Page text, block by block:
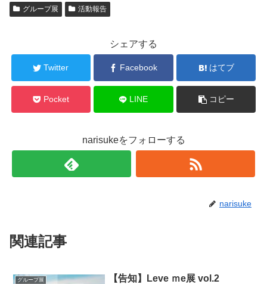
グループ展 活動報告
シェアする
Twitter Facebook はてブ
Pocket LINE コピー
narisukeをフォローする
narisuke
関連記事
グループ展 【告知】Leve ｍe展 vol.2